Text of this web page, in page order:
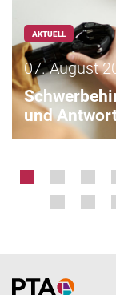
AKTUELL
07. August
und
Home